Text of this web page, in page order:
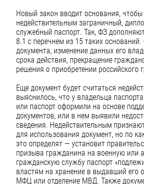
Новый закон вводит основания, чтобы
недействительным заграничный,
служебный паспорт. Так, ФЗ
8.1 с перечнем из 15 таких оснований.
документа, изменение данных его
срока действия, прекращение
решения о приобретении российского
Еще документ будет считаться
выяснилось, что у владельца
или паспорт оформили на основе
документов, или в нем выявили
сведения. Недействительным
для использования документ, но по
это определят — установит
призыва гражданина на военную или
гражданскую службу паспорт
властям на хранение в выдавший его
МФЦ или отделение МВД. Также